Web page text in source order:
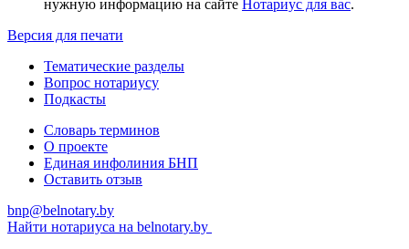
нужную информацию на сайте Нотариус для вас.
Версия для печати
Тематические разделы
Вопрос нотариусу
Подкасты
Словарь терминов
О проекте
Единая инфолиния БНП
Оставить отзыв
bnp@belnotary.by
Найти нотариуса на belnotary.by